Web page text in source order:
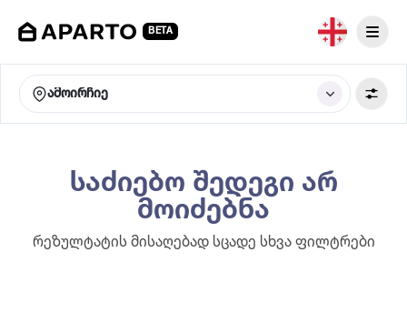
BETA
ამოირჩიე
საძიებო შედეგი არ
მოიძებნა
რეზულტატის მისაღებად სცადე სხვა ფილტრები